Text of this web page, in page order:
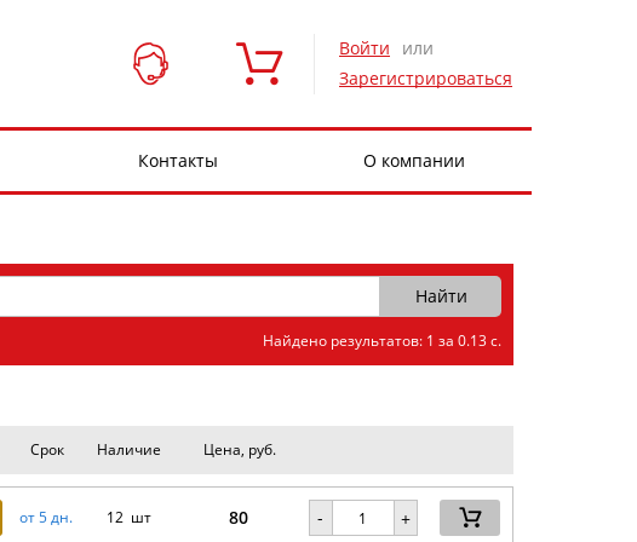
Войти
или
Зарегистрироваться
Контакты О компании
Найдено результатов: 1 за 0.13 с.
Срок Наличие Цена, руб.
от 5 дн. 12 шт 80 - +